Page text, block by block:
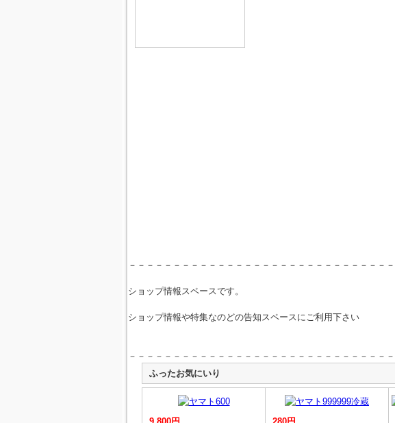
－－－－－－－－－－－－－－－－－－－－－－－－－－－－－
ショップ情報スペースです。
ショップ情報や特集なのどの告知スペースにご利用下さい
－－－－－－－－－－－－－－－－－－－－－－－－－－－－－
ふったお気にいり